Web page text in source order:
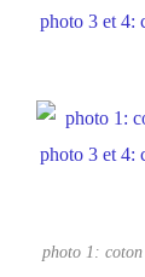
photo 1: